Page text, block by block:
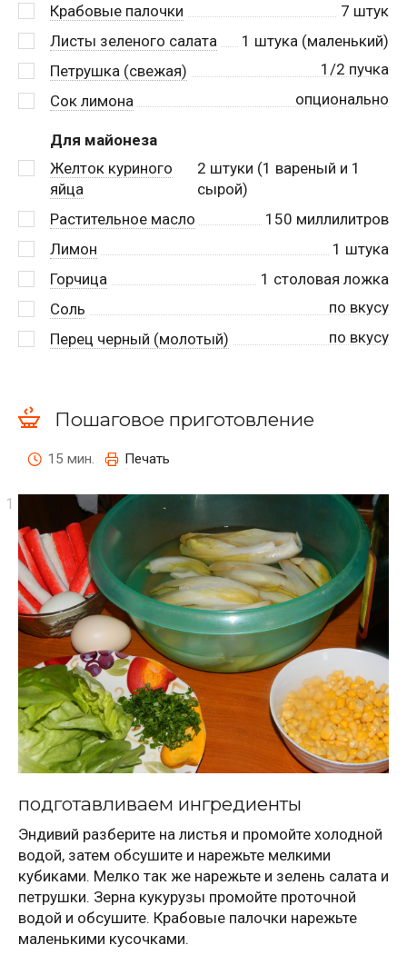
Крабовые палочки
7 штук
Листы зеленого салата
1 штука (маленький)
Петрушка (свежая)
1/2 пучка
Сок лимона
опционально
Для майонеза
Желток куриного
яйца
2 штуки (1 вареный и 1
сырой)
Растительное масло
150 миллилитров
Лимон
1 штука
Горчица
1 столовая ложка
Соль
по вкусу
Перец черный (молотый)
по вкусу
Пошаговое приготовление
15 мин. Печать
подготавливаем ингредиенты
Эндивий разберите на листья и промойте холодной
водой, затем обсушите и нарежьте мелкими
кубиками. Мелко так же нарежьте и зелень салата и
петрушки. Зерна кукурузы промойте проточной
водой и обсушите. Крабовые палочки нарежьте
маленькими кусочками.